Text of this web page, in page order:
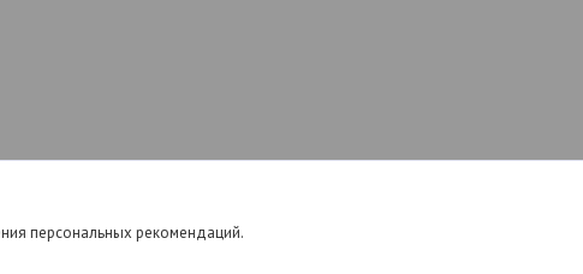
персональных рекомендаций.